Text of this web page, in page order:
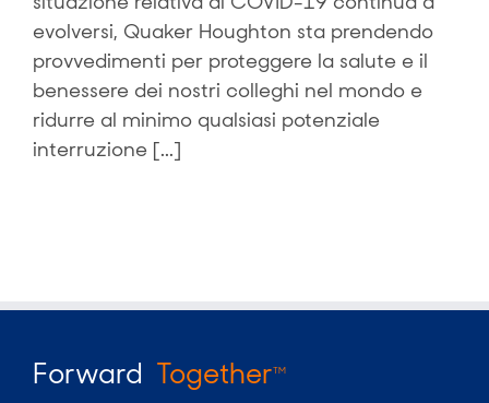
evolversi, Quaker Houghton sta prendendo
provvedimenti per proteggere la salute e il
benessere dei nostri colleghi nel mondo e
ridurre al minimo qualsiasi potenziale
interruzione [...]
Forward TogetherTM